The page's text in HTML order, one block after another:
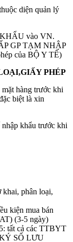
diện quản lý
vào VN.
GP TẠM NHẬP
của BỘ Y TẾ)
PHÉP
hàng trước khi
biệt là xin
khẩu trước khi
khai, phân loại,
kiện mua bán
(3-5 ngày)
tất cả các TTBYT
SỐ LƯU